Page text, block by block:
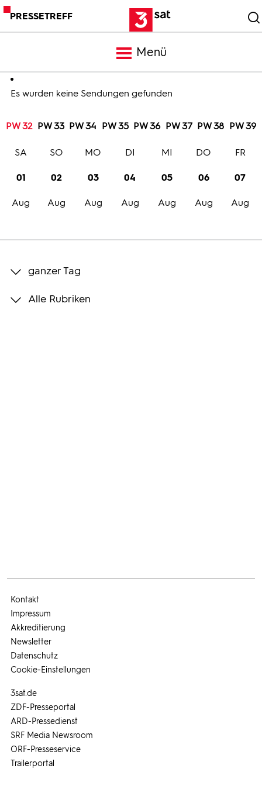
PRESSETREFF
Menü
Meldungen
Programm
Trailer
Bilder
Es wurden keine Sendungen gefunden
PW 32 PW 33 PW 34 PW 35 PW 36 PW 37 PW 38 PW 39
01
Aug
SA
02
Aug
SO
03
Aug
MO
04
Aug
DI
05
Aug
MI
06
Aug
DO
07
Aug
FR
ganzer Tag
Alle Rubriken
3sat.de
ZDF-Presseportal
ARD-Pressedienst
SRF Media Newsroom
ORF-Presseservice
Trailerportal
Kontakt
Impressum
Akkreditierung
Newsletter
Datenschutz
Cookie-Einstellungen